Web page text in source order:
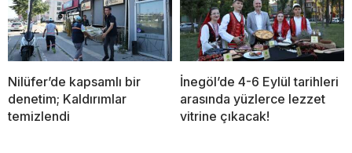
Nilüfer’de kapsamlı bir
denetim; Kaldırımlar
temizlendi
İnegöl’de 4-6 Eylül tarihleri
arasında yüzlerce lezzet
vitrine çıkacak!